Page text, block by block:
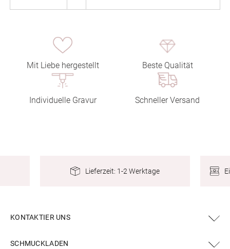
Mit Liebe hergestellt Beste Qualität
Individuelle Gravur Schneller Versand
Lieferzeit: 1-2 Werktage
KONTAKTIER UNS
SCHMUCKLADEN